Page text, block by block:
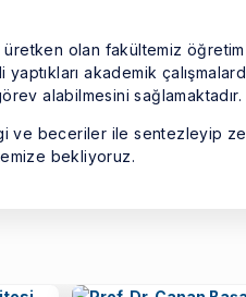
üretken olan fakültemiz
yaptıkları akademik
alabilmesini sağlamaktadır.
ve beceriler ile sentezleyip
bekliyoruz.